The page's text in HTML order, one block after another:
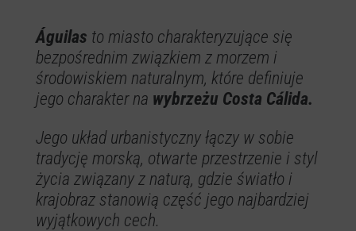
Águilas to miasto charakteryzujące się
bezpośrednim związkiem z morzem i
środowiskiem naturalnym, które definiuje
jego charakter na wybrzeżu Costa Cálida.
Jego układ urbanistyczny łączy w sobie
tradycję morską, otwarte przestrzenie i styl
życia związany z naturą, gdzie światło i
krajobraz stanowią część jego najbardziej
wyjątkowych cech.